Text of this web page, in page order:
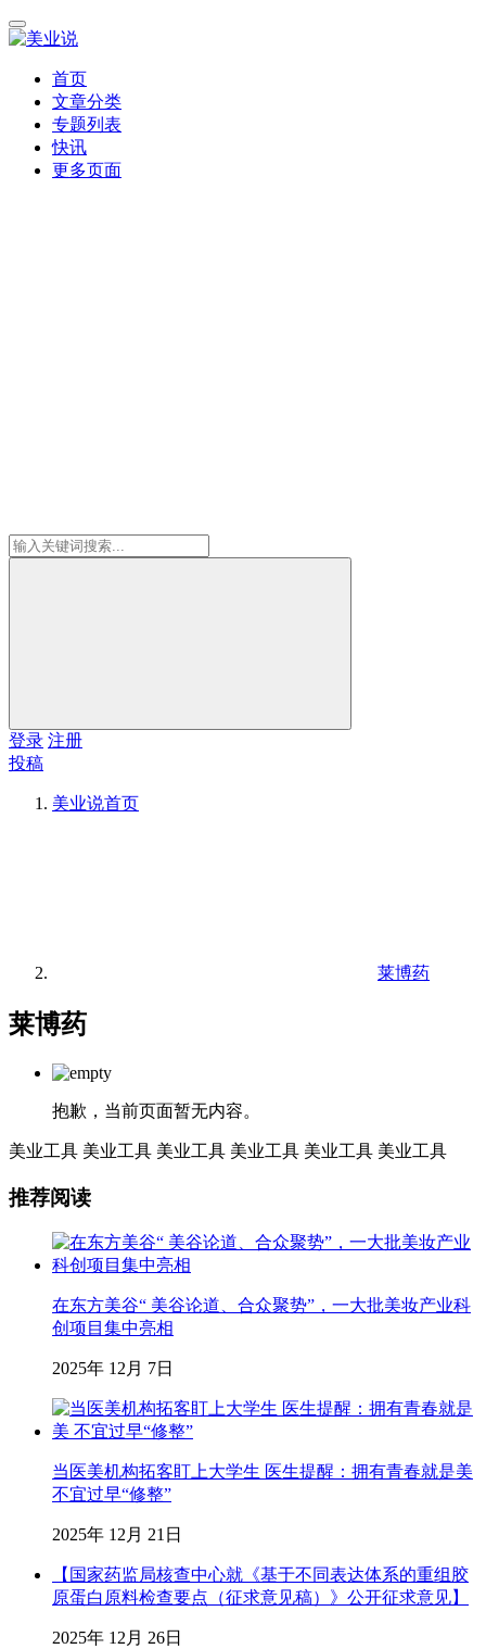
首页
文章分类
专题列表
快讯
更多页面
登录 注册
投稿
美业说首页
莱博药
莱博药
抱歉，当前页面暂无内容。
美业工具 美业工具 美业工具 美业工具 美业工具 美业工具
推荐阅读
在东方美谷“ 美谷论道、合众聚势”，一大批美妆产业科
创项目集中亮相
2025年 12月 7日
当医美机构拓客盯上大学生 医生提醒：拥有青春就是美
不宜过早“修整”
2025年 12月 21日
【国家药监局核查中心就《基于不同表达体系的重组胶
原蛋白原料检查要点（征求意见稿）》公开征求意见】
2025年 12月 26日